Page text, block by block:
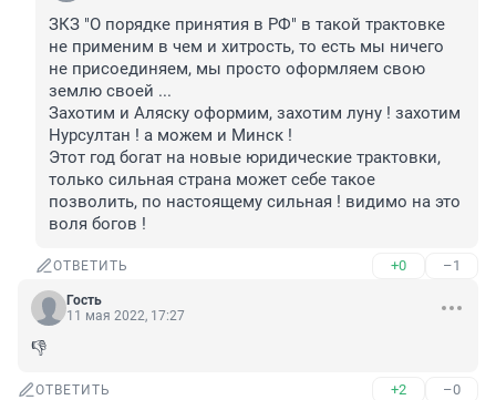
ЗКЗ "О порядке принятия в РФ" в такой трактовке
не применим в чем и хитрость, то есть мы ничего
не присоединяем, мы просто оформляем свою
землю своей ...
Захотим и Аляску оформим, захотим луну ! захотим
Нурсултан ! а можем и Минск !
Этот год богат на новые юридические трактовки,
только сильная страна может себе такое
позволить, по настоящему сильная ! видимо на это
воля богов !
ОТВЕТИТЬ +0 –1
Гость
11 мая 2022, 17:27
👎
ОТВЕТИТЬ +2 –0